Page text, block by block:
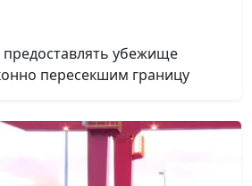
убежище
пересекшим границу